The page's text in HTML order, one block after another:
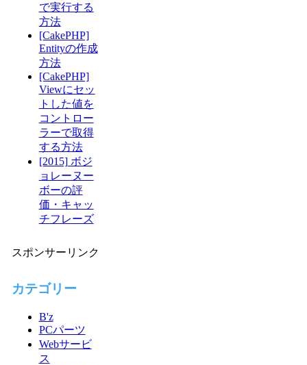
で実行する
方法
[CakePHP]
Entityの作成
方法
[CakePHP]
Viewにセッ
トした値を
コントロー
ラーで取得
する方法
[2015] ボジ
ョレーヌー
ボーの評
価・キャッ
チフレーズ
スポンサーリンク
カテゴリー
B'z
PCパーツ
Webサービ
ス